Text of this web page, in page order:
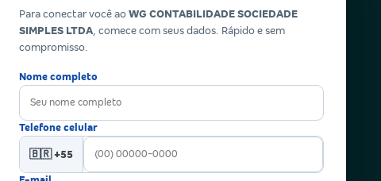
Para conectar você ao WG CONTABILIDADE SOCIEDADE
SIMPLES LTDA, comece com seus dados. Rápido e sem
compromisso.
Nome completo
Telefone celular
🇧🇷 +55